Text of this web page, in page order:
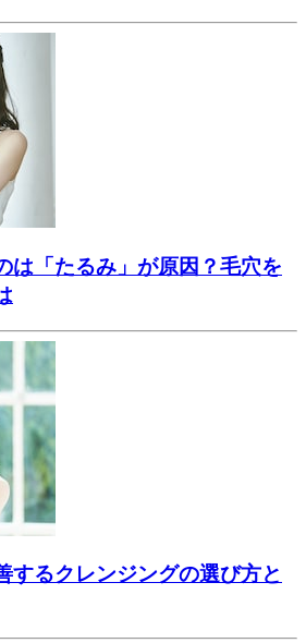
は「たるみ」が原因？毛穴を
するクレンジングの選び方と